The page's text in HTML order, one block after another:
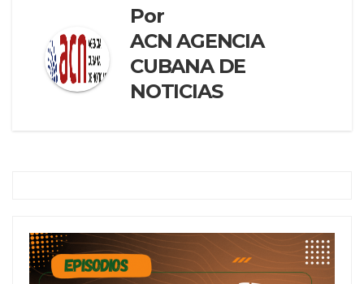
Por
ACN AGENCIA
CUBANA DE
NOTICIAS